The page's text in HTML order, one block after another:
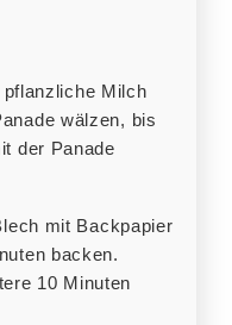
wälzen, bis
der Panade
backen.
10 Minuten